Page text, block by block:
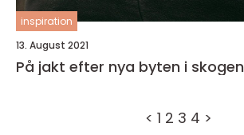
inspiration
13. August 2021
På jakt efter nya byten i skogen
< 1 2 3 4 >